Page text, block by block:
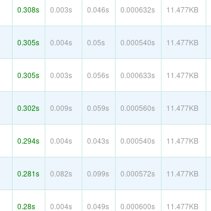
0.308s 0.003s 0.046s 0.000632s 11.477KB
0.305s 0.004s 0.05s 0.000540s 11.477KB
0.305s 0.003s 0.056s 0.000633s 11.477KB
0.302s 0.009s 0.059s 0.000560s 11.477KB
0.294s 0.004s 0.043s 0.000540s 11.477KB
0.281s 0.082s 0.099s 0.000572s 11.477KB
0.28s 0.004s 0.049s 0.000600s 11.477KB